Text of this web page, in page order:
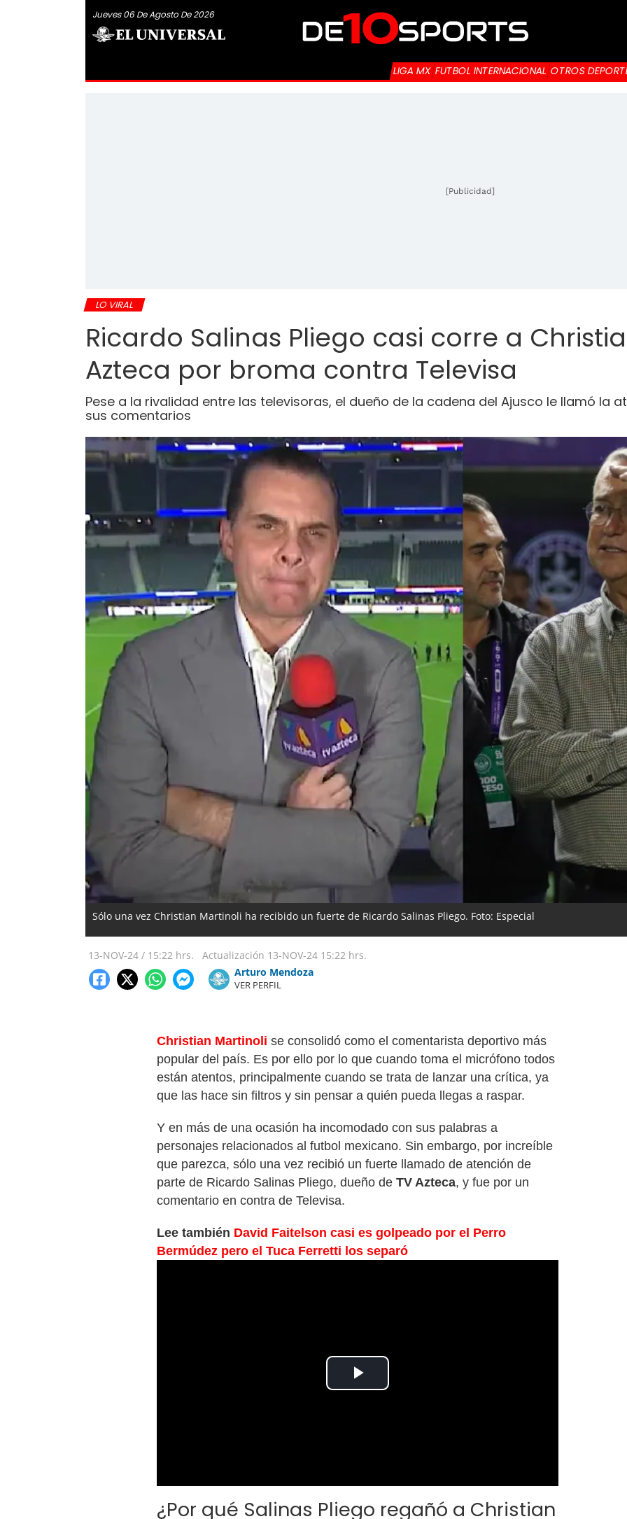
Jueves 06 De Agosto De 2026
LIGA MX FUTBOL INTERNACIONAL OTROS
[Publicidad]
LO VIRAL
Ricardo Salinas Pliego casi corre a
Azteca por broma contra Televisa
Pese a la rivalidad entre las televisoras, el dueño de la cadena del Ajusco le llamó la
sus comentarios
Sólo una vez Christian Martinoli ha recibido un fuerte de Ricardo Salinas Pliego. Foto: Especial
13-NOV-24 / 15:22 hrs. Actualización 13-NOV-24 15:22 hrs.
Arturo Mendoza
VER PERFIL
Christian Martinoli se consolidó como el comentarista deportivo más
popular del país. Es por ello por lo que cuando toma el micrófono todos
están atentos, principalmente cuando se trata de lanzar una crítica, ya
que las hace sin filtros y sin pensar a quién pueda llegas a raspar.
Y en más de una ocasión ha incomodado con sus palabras a
personajes relacionados al futbol mexicano. Sin embargo, por increíble
que parezca, sólo una vez recibió un fuerte llamado de atención de
parte de Ricardo Salinas Pliego, dueño de TV Azteca, y fue por un
comentario en contra de Televisa.
Lee también David Faitelson casi es golpeado por el Perro
Bermúdez pero el Tuca Ferretti los separó
Play
¿Por qué Salinas Pliego regañó a Christian